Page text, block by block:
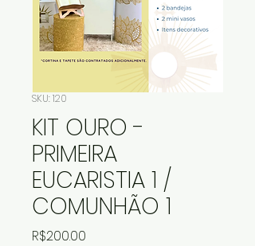
SKU: 120
KIT OURO -
PRIMEIRA
EUCARISTIA 1 /
COMUNHÃO 1
R$200.00